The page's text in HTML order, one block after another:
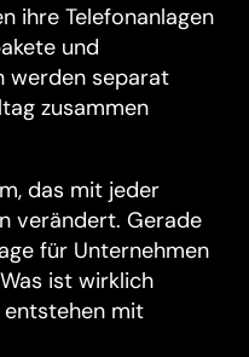
ihre Telefonanlagen
und
werden separat
zusammen
das mit jeder
verändert. Gerade
für Unternehmen
ist wirklich
entstehen mit